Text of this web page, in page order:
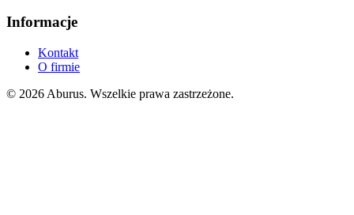
Informacje
Kontakt
O firmie
© 2026 Aburus. Wszelkie prawa zastrzeżone.